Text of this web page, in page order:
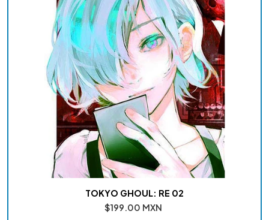
TOKYO GHOUL: RE 02
$199.00 MXN